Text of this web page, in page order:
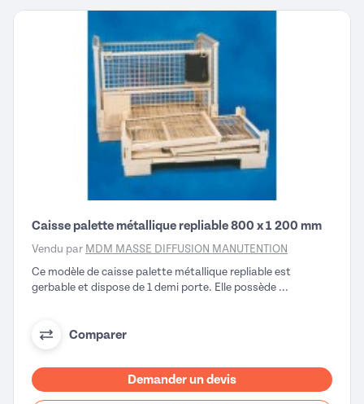
Caisse palette métallique repliable 800 x 1 200 mm
Vendu par MDM MASSE DIFFUSION MANUTENTION
Ce modèle de caisse palette métallique repliable est
gerbable et dispose de 1 demi porte. Elle possède ...
Comparer
Demander un devis